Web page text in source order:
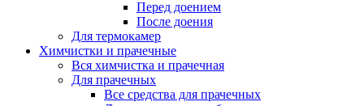
Перед доением
После доения
Для термокамер
Химчистки и прачечные
Вся химчистка и прачечная
Для прачечных
Все средства для прачечных